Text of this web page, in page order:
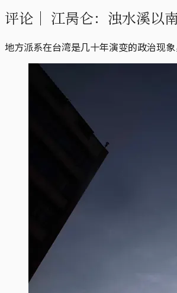
评论｜ 江昺仑：浊水溪以
地方派系在台湾是几十年演变的政治现